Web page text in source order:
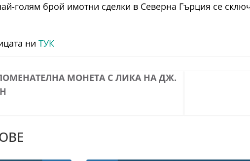
голям брой имотни сделки в Северна Гърция се
ни ТУК
МОНЕТА С ЛИКА НА ДЖ.